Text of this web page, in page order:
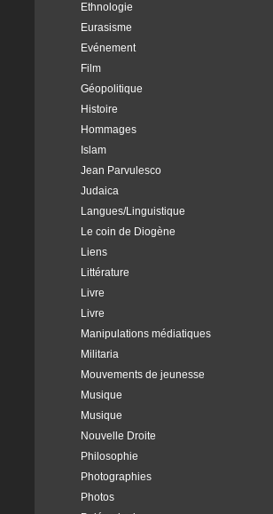
Ethnologie
Eurasisme
Evénement
Film
Géopolitique
Histoire
Hommages
Islam
Jean Parvulesco
Judaica
Langues/Linguistique
Le coin de Diogène
Liens
Littérature
Livre
Livre
Manipulations médiatiques
Militaria
Mouvements de jeunesse
Musique
Musique
Nouvelle Droite
Philosophie
Photographies
Photos